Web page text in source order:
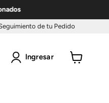
de tu Pedido
Ingresar